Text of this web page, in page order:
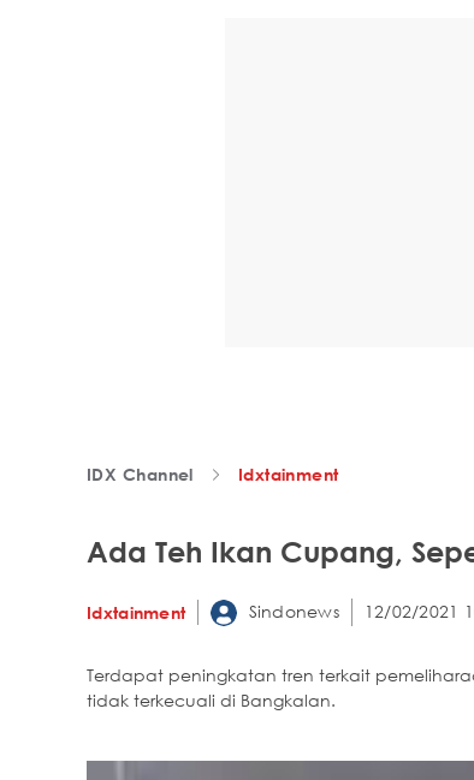
IDX Channel Idxtainment
Ada Teh Ikan Cupang,
Idxtainment Sindonews 12/02/2021
Terdapat peningkatan tren terkait
tidak terkecuali di Bangkalan.